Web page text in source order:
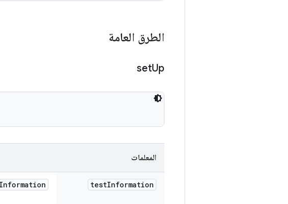
الطرق العامة
setUp
المعلمات
testInformation
Information